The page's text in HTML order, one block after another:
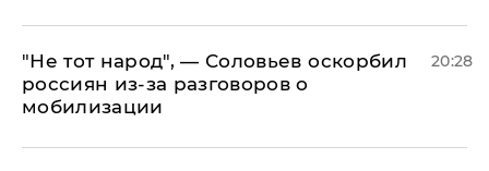
​"Не тот народ", — Соловьев оскорбил
россиян из-за разговоров о
мобилизации
20:28